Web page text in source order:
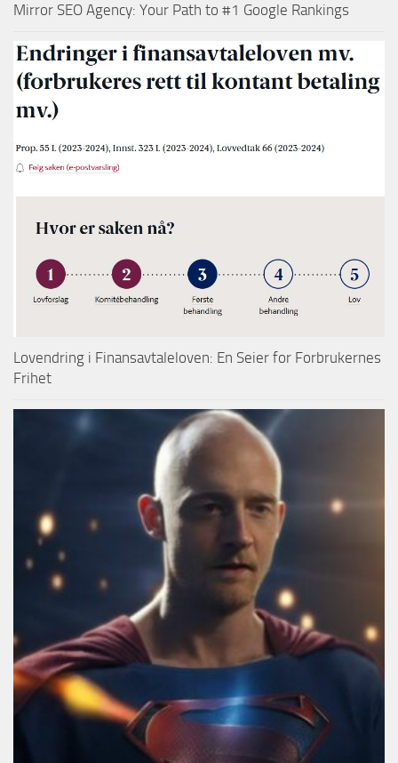
Mirror SEO Agency: Your Path to #1 Google Rankings
Lovendring i Finansavtaleloven: En Seier for Forbrukernes
Frihet